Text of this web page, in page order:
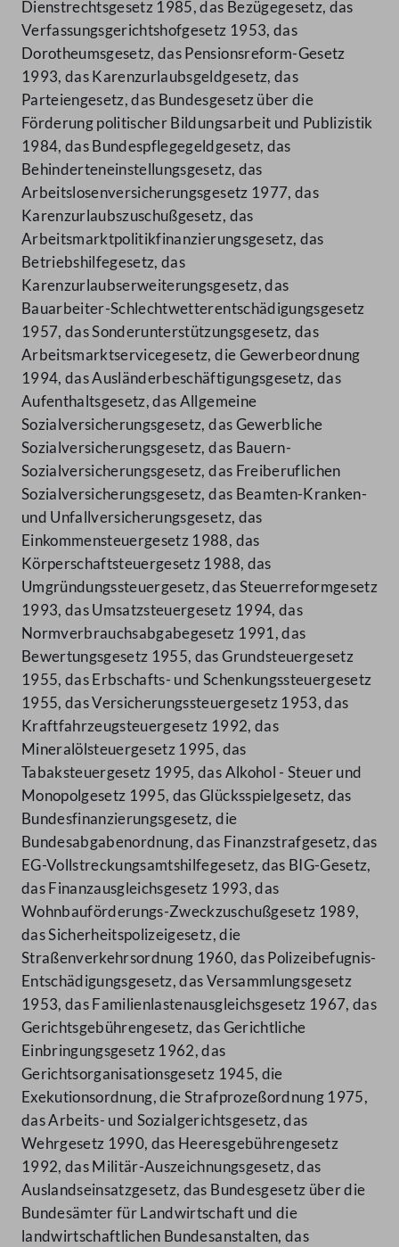
Dienstrechtsgesetz 1985, das Bezügegesetz, das
Verfassungsgerichtshofgesetz 1953, das
Dorotheumsgesetz, das Pensionsreform-Gesetz
1993, das Karenzurlaubsgeldgesetz, das
Parteiengesetz, das Bundesgesetz über die
Förderung politischer Bildungsarbeit und Publizistik
1984, das Bundespflegegeldgesetz, das
Behinderteneinstellungsgesetz, das
Arbeitslosenversicherungsgesetz 1977, das
Karenzurlaubszuschußgesetz, das
Arbeitsmarktpolitikfinanzierungsgesetz, das
Betriebshilfegesetz, das
Karenzurlaubserweiterungsgesetz, das
Bauarbeiter-Schlechtwetterentschädigungsgesetz
1957, das Sonderunterstützungsgesetz, das
Arbeitsmarktservicegesetz, die Gewerbeordnung
1994, das Ausländerbeschäftigungsgesetz, das
Aufenthaltsgesetz, das Allgemeine
Sozialversicherungsgesetz, das Gewerbliche
Sozialversicherungsgesetz, das Bauern-
Sozialversicherungsgesetz, das Freiberuflichen
Sozialversicherungsgesetz, das Beamten-Kranken-
und Unfallversicherungsgesetz, das
Einkommensteuergesetz 1988, das
Körperschaftsteuergesetz 1988, das
Umgründungssteuergesetz, das Steuerreformgesetz
1993, das Umsatzsteuergesetz 1994, das
Normverbrauchsabgabegesetz 1991, das
Bewertungsgesetz 1955, das Grundsteuergesetz
1955, das Erbschafts- und Schenkungssteuergesetz
1955, das Versicherungssteuergesetz 1953, das
Kraftfahrzeugsteuergesetz 1992, das
Mineralölsteuergesetz 1995, das
Tabaksteuergesetz 1995, das Alkohol - Steuer und
Monopolgesetz 1995, das Glücksspielgesetz, das
Bundesfinanzierungsgesetz, die
Bundesabgabenordnung, das Finanzstrafgesetz, das
EG-Vollstreckungsamtshilfegesetz, das BIG-Gesetz,
das Finanzausgleichsgesetz 1993, das
Wohnbauförderungs-Zweckzuschußgesetz 1989,
das Sicherheitspolizeigesetz, die
Straßenverkehrsordnung 1960, das Polizeibefugnis-
Entschädigungsgesetz, das Versammlungsgesetz
1953, das Familienlastenausgleichsgesetz 1967, das
Gerichtsgebührengesetz, das Gerichtliche
Einbringungsgesetz 1962, das
Gerichtsorganisationsgesetz 1945, die
Exekutionsordnung, die Strafprozeßordnung 1975,
das Arbeits- und Sozialgerichtsgesetz, das
Wehrgesetz 1990, das Heeresgebührengesetz
1992, das Militär-Auszeichnungsgesetz, das
Auslandseinsatzgesetz, das Bundesgesetz über die
Bundesämter für Landwirtschaft und die
landwirtschaftlichen Bundesanstalten, das